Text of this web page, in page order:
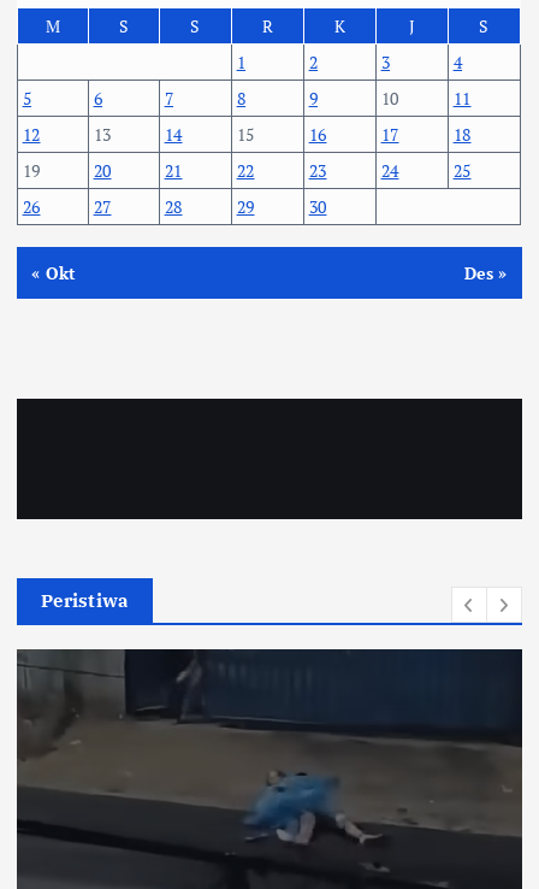
M
S S R K J
S
1
2 3
4
5
6 7 8 9 10
11
12
13 14 15 16 17
18
19
20 21 22 23 24
25
26
27 28 29 30
« Okt Des »
Peristiwa